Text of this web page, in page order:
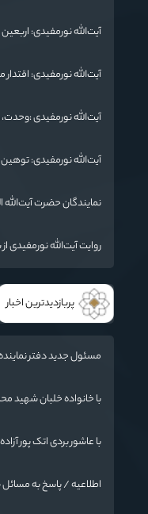
آیت‌الله نورمفیدی:
دارد
آیت‌الله نورمفیدی:
آیت‌الله نورمفیدی
آیت‌الله نورمفیدی:
روایت آیت‌الله نورمفیدی
پربازدیدترین اخبار
مسئول جدید دفتر
با خانواده خلبان شهید
با عاشور بردی اتک پور
اطلاعیه / پاسخ به